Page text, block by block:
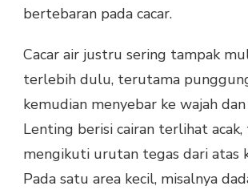
bertebaran pada cacar.
Cacar air justru sering tampak
terlebih dulu, terutama
kemudian menyebar ke wajah
Lenting berisi cairan terlihat acak,
mengikuti urutan tegas dari atas
Pada satu area kecil, misalnya